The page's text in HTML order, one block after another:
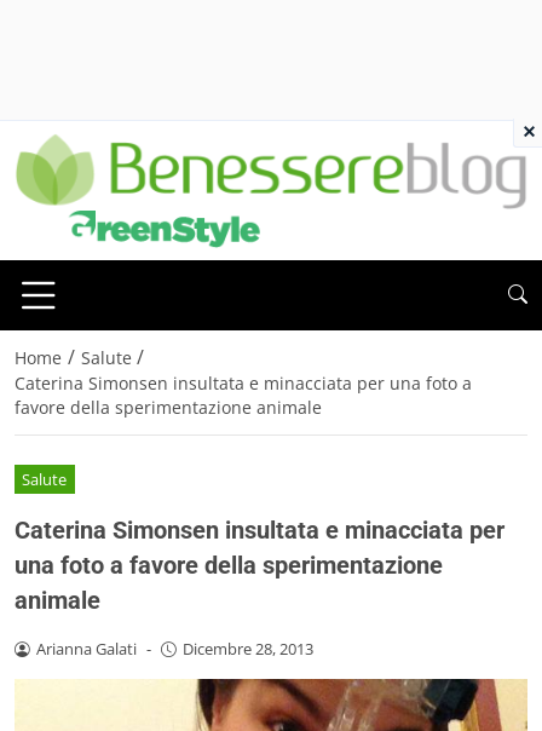
Home / Salute /
Caterina Simonsen insultata e minacciata per una foto a
favore della sperimentazione animale
Salute
Caterina Simonsen insultata e minacciata per
una foto a favore della sperimentazione
animale
Arianna Galati - Dicembre 28, 2013
×